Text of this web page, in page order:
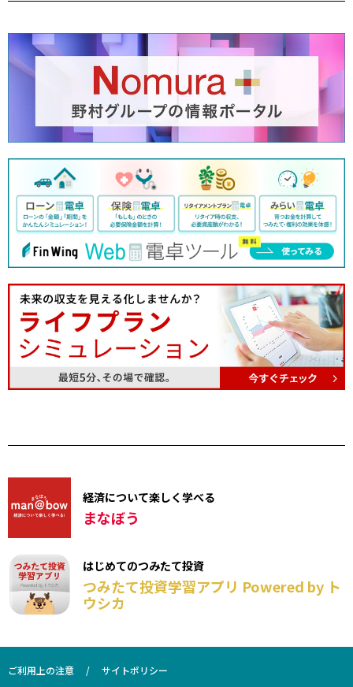
経済について楽しく学べる
まなぼう
はじめてのつみたて投資
つみたて投資学習アプリ Powered by ト
ウシカ
ご利用上の注意
サイトポリシー